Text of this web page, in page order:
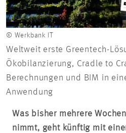
© Werkbank IT
Weltweit erste Greentech-
Ökobilanzierung, Cradle to
Berechnungen und BIM in
Anwendung
Was bisher mehrere
nimmt, geht künftig mit